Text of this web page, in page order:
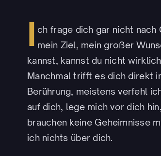
I ch frage dich gar nicht nach
mein Ziel, mein großer
kannst, kannst du nicht
Manchmal trifft es dich direkt
Berührung, meistens verfehl
auf dich, lege mich vor dich
brauchen keine Geheimnisse
ich nichts über dich.